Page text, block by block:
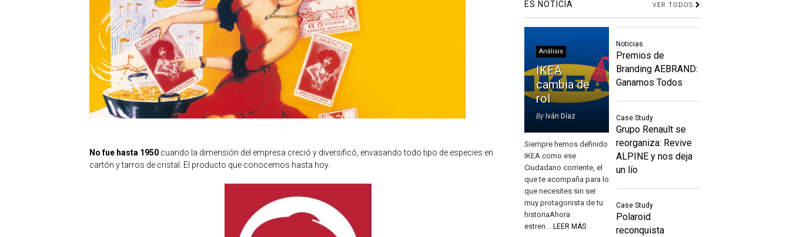
No fue hasta 1950 cuando la dimensión del empresa creció y diversificó, envasando todo tipo de especies en
cartón y tarros de cristal. El producto que conocemos hasta hoy.
ES NOTICIA VER TODOS
Análisis
IKEA
cambia de
rol
By Iván Díaz
Siempre hemos definido
IKEA como ese
Ciudadano corriente, el
que te acompaña para lo
que necesites sin ser
muy protagonista de tu
historiaAhora
estren...
LEER MÁS
Noticias
Premios de
Branding AEBRAND:
Ganamos Todos
Case Study
Grupo Renault se
reorganiza: Revive
ALPINE y nos deja
un lío
Case Study
Polaroid
reconquista